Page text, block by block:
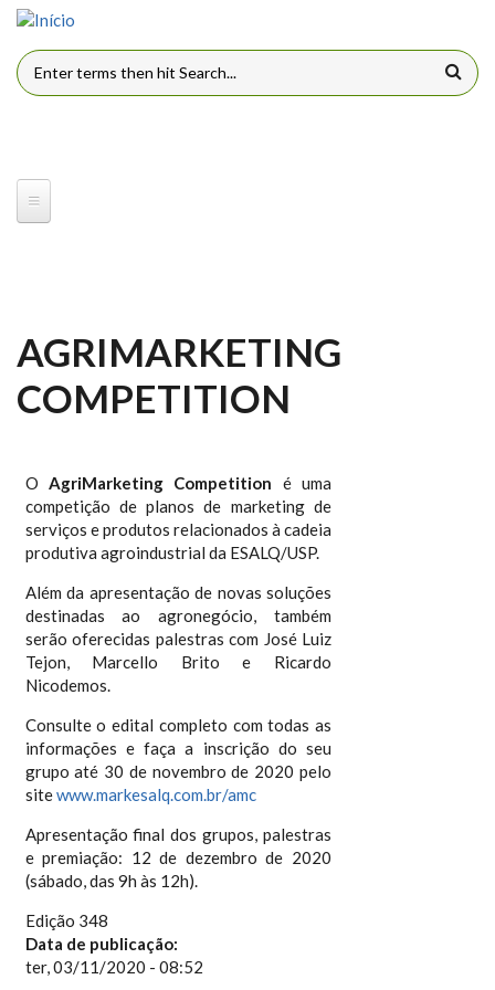
Pular para o conteúdo principal
FORMULÁRIO DE BUSCA
AGRIMARKETING
COMPETITION
O AgriMarketing Competition é uma
competição de planos de marketing de
serviços e produtos relacionados à cadeia
produtiva agroindustrial da ESALQ/USP.
Além da apresentação de novas soluções
destinadas ao agronegócio, também
serão oferecidas palestras com José Luiz
Tejon, Marcello Brito e Ricardo
Nicodemos.
Consulte o edital completo com todas as
informações e faça a inscrição do seu
grupo até 30 de novembro de 2020 pelo
sitewww.markesalq.com.br/amc
Apresentação final dos grupos, palestras
e premiação: 12 de dezembro de 2020
(sábado, das 9h às 12h).
Edição 348
Data de publicação:
ter, 03/11/2020 - 08:52